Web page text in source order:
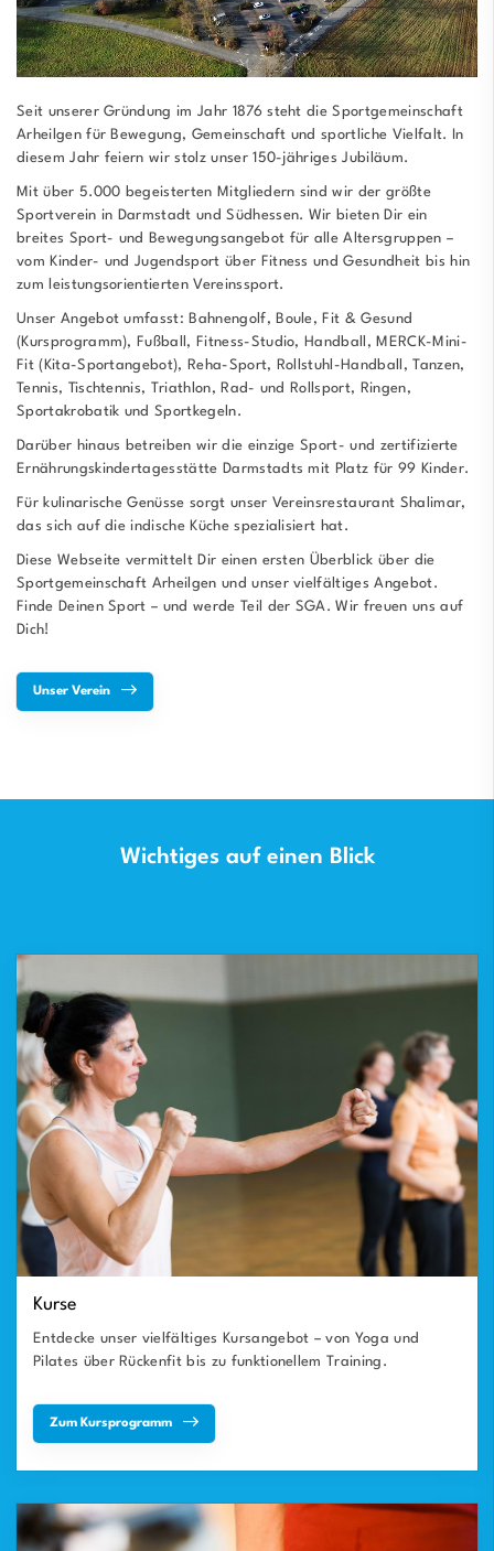
Seit unserer Gründung im Jahr 1876 steht die Sportgemeinschaft
Arheilgen für Bewegung, Gemeinschaft und sportliche Vielfalt. In
diesem Jahr feiern wir stolz unser 150-jähriges Jubiläum.
Mit über 5.000 begeisterten Mitgliedern sind wir der größte
Sportverein in Darmstadt und Südhessen. Wir bieten Dir ein
breites Sport- und Bewegungsangebot für alle Altersgruppen –
vom Kinder- und Jugendsport über Fitness und Gesundheit bis hin
zum leistungsorientierten Vereinssport.
Unser Angebot umfasst: Bahnengolf, Boule, Fit & Gesund
(Kursprogramm), Fußball, Fitness-Studio, Handball, MERCK-Mini-
Fit (Kita-Sportangebot), Reha-Sport, Rollstuhl-Handball, Tanzen,
Tennis, Tischtennis, Triathlon, Rad- und Rollsport, Ringen,
Sportakrobatik und Sportkegeln.
Darüber hinaus betreiben wir die einzige Sport- und zertifizierte
Ernährungskindertagesstätte Darmstadts mit Platz für 99 Kinder.
Für kulinarische Genüsse sorgt unser Vereinsrestaurant Shalimar,
das sich auf die indische Küche spezialisiert hat.
Diese Webseite vermittelt Dir einen ersten Überblick über die
Sportgemeinschaft Arheilgen und unser vielfältiges Angebot.
Finde Deinen Sport – und werde Teil der SGA. Wir freuen uns auf
Dich!
Unser Verein
Wichtiges auf einen Blick
Kurse
Entdecke unser vielfältiges Kursangebot – von Yoga und
Pilates über Rückenfit bis zu funktionellem Training.
Zum Kursprogramm